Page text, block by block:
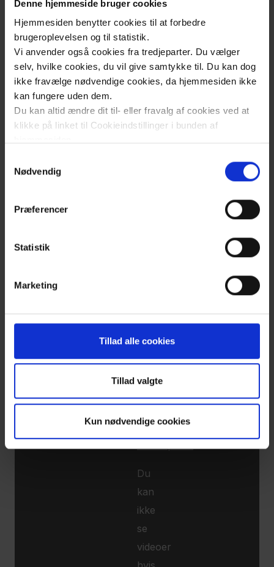
Denne hjemmeside bruger cookies
Hjemmesiden benytter cookies til at forbedre
brugeroplevelsen og til statistik.
Vi anvender også cookies fra tredjeparter. Du vælger
selv, hvilke cookies, du vil give samtykke til. Du kan dog
ikke fravælge nødvendige cookies, da hjemmesiden ikke
kan fungere uden dem.
Du kan altid ændre dit til- eller fravalg af cookies ved at
klikke på linket til Cookieindstillinger i bunden af
Læs mere om brugen af cookies på vores hjemmeside
Læs mere om vores behandling af personoplysninger
her.
Nødvendig
Præferencer
Statistik
Marketing
Tillad alle cookies
Tillad valgte
Kun nødvendige cookies
for
at
åben
cookiepanel
Du
kan
ikke
se
videoer